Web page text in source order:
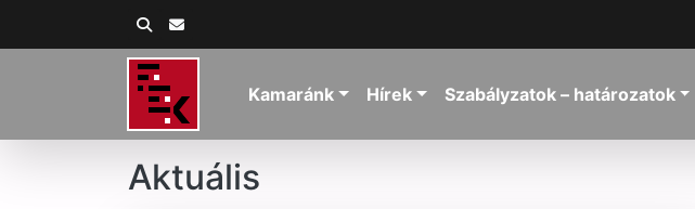
Kamaránk Hírek Szabályzatok – határozatok
Aktuális